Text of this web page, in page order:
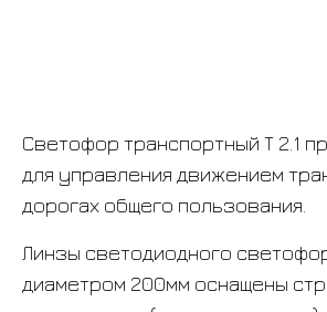
Светофор транспортный Т 2.1
для управления движением
дорогах общего пользования.
Линзы светодиодного
диаметром 200мм оснащены